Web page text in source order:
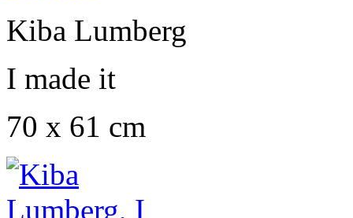
Kiba Lumberg
I made it
70 x 61 cm